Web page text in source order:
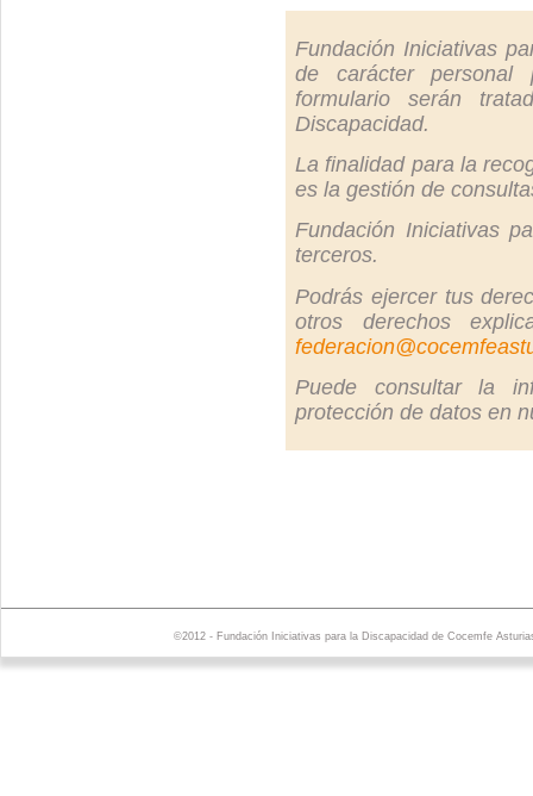
Fundación Iniciativas
de carácter personal
formulario serán
Discapacidad.
La finalidad para la
es la gestión de
Fundación Iniciativas
terceros.
Podrás ejercer tus
otros derechos
Puede consultar la
protección de datos en
©2012 - Fundación Iniciativas para la Discapacidad de Cocemfe